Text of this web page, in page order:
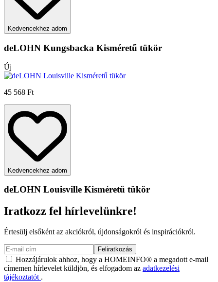
Kedvencekhez adom
deLOHN Kungsbacka Kisméretű tükör
Új
45 568 Ft
Kedvencekhez adom
deLOHN Louisville Kisméretű tükör
Iratkozz fel hírlevelünkre!
Értesülj elsőként az akciókról, újdonságokról és inspirációkról.
Feliratkozás
Hozzájárulok ahhoz, hogy a HOMEINFO® a megadott e-mail
címemen hírlevelet küldjön, és elfogadom az adatkezelési
tájékoztatót .